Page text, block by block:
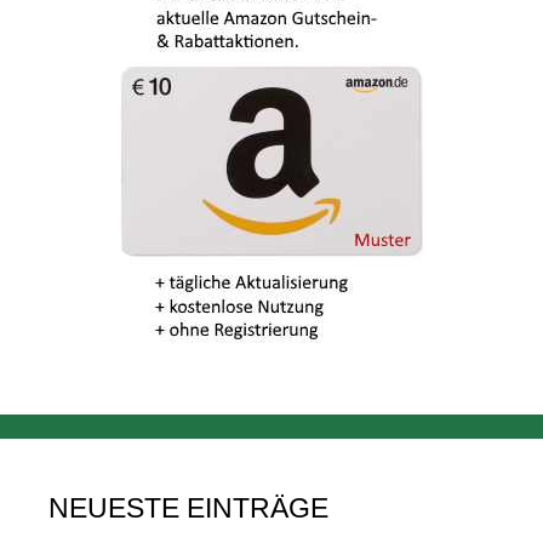
NEUESTE EINTRÄGE